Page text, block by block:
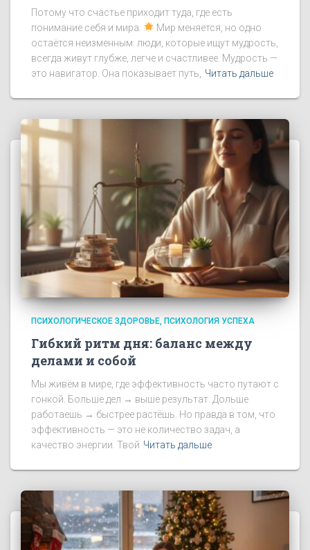
Потому что счастье приходит туда, где есть
понимание себя и мира.
Мир меняется, но одно
остаётся неизменным: люди, которые ищут мудрость,
всегда живут глубже, легче и счастливее. Мудрость —
это навигатор. Она показывает путь,
Читать дальше
ПСИХОЛОГИЧЕСКОЕ ЗДОРОВЬЕ ПСИХОЛОГИЯ УСПЕХА
Гибкий ритм дня: баланс между
делами и собой
Мы живём в мире, где эффективность часто путают с
гонкой. Больше дел → выше результат. Дольше
работаешь → быстрее растёшь. Но правда в том, что
эффективность — это не количество задач, а
качество энергии. Твой Читать дальше